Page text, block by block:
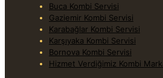
Buca Kombi Servisi
Gaziemir Kombi Servisi
Karabağlar Kombi Servisi
Karşıyaka Kombi Servisi
Bornova Kombi Servisi
Hizmet Verdiğimiz Kombi